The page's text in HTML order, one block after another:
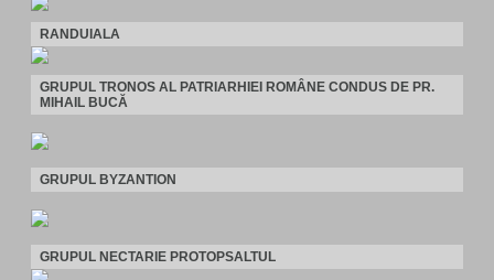
RANDUIALA
GRUPUL TRONOS AL PATRIARHIEI ROMÂNE CONDUS DE PR.
MIHAIL BUCĂ
GRUPUL BYZANTION
GRUPUL NECTARIE PROTOPSALTUL